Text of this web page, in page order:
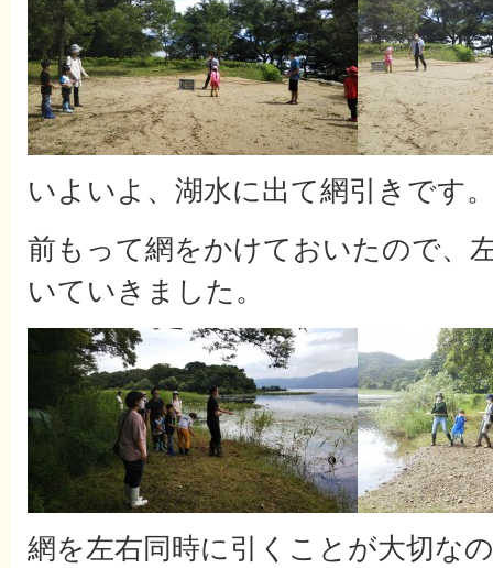
いよいよ、湖水に出て網引きです
前もって網をかけておいたので、
いていきました。
網を左右同時に引くことが大切な